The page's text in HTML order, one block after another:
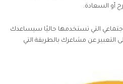
أو السعادة.
التي تستخدمها حاليًا سيساعدك
عن مشاعرك بالطريقة التي